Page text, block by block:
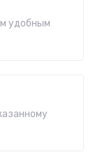
удобным